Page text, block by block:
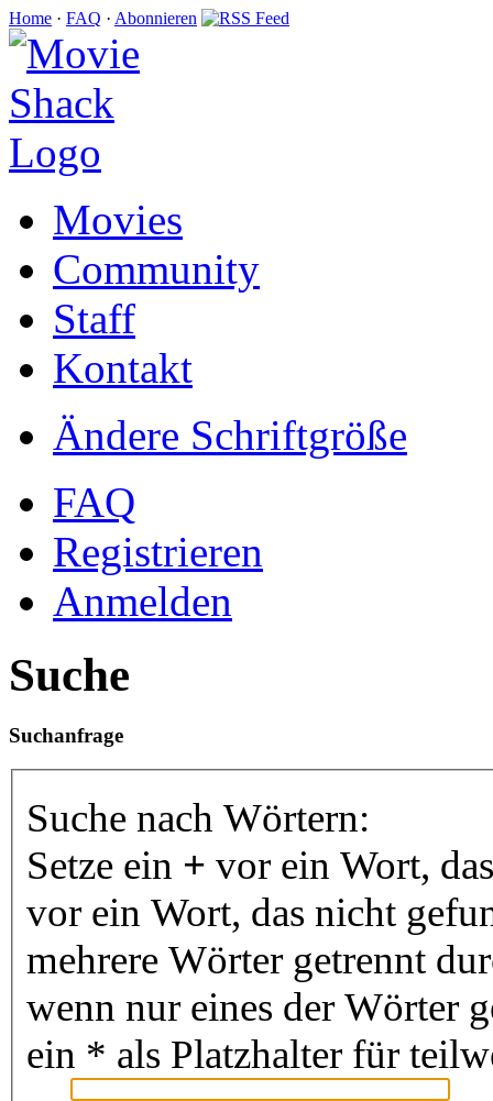
Home · FAQ · Abonnieren
Movies
Community
Staff
Kontakt
Ändere Schriftgröße
FAQ
Registrieren
Anmelden
Suche
Suchanfrage
Suche nach Wörtern:
Setze ein + vor ein Wort,
vor ein Wort, das nicht
mehrere Wörter getrennt
wenn nur eines der Wörter
ein * als Platzhalter für